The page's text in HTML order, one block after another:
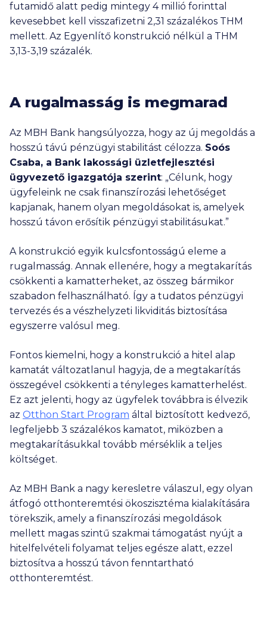
futamidő alatt pedig mintegy 4 millió forinttal
kevesebbet kell visszafizetni 2,31 százalékos THM
mellett. Az Egyenlítő konstrukció nélkül a THM
3,13-3,19 százalék.
A rugalmasság is megmarad
Az MBH Bank hangsúlyozza, hogy az új megoldás a
hosszú távú pénzügyi stabilitást célozza. Soós
Csaba, a Bank lakossági üzletfejlesztési
ügyvezető igazgatója szerint: „Célunk, hogy
ügyfeleink ne csak finanszírozási lehetőséget
kapjanak, hanem olyan megoldásokat is, amelyek
hosszú távon erősítik pénzügyi stabilitásukat.”
A konstrukció egyik kulcsfontosságú eleme a
rugalmasság. Annak ellenére, hogy a megtakarítás
csökkenti a kamatterheket, az összeg bármikor
szabadon felhasználható. Így a tudatos pénzügyi
tervezés és a vészhelyzeti likviditás biztosítása
egyszerre valósul meg.
Fontos kiemelni, hogy a konstrukció a hitel alap
kamatát változatlanul hagyja, de a megtakarítás
összegével csökkenti a tényleges kamatterhelést.
Ez azt jelenti, hogy az ügyfelek továbbra is élvezik
az Otthon Start Program által biztosított kedvező,
legfeljebb 3 százalékos kamatot, miközben a
megtakarításukkal tovább mérséklik a teljes
költséget.
Az MBH Bank a nagy keresletre válaszul, egy olyan
átfogó otthonteremtési ökoszisztéma kialakítására
törekszik, amely a finanszírozási megoldások
mellett magas szintű szakmai támogatást nyújt a
hitelfelvételi folyamat teljes egésze alatt, ezzel
biztosítva a hosszú távon fenntartható
otthonteremtést.